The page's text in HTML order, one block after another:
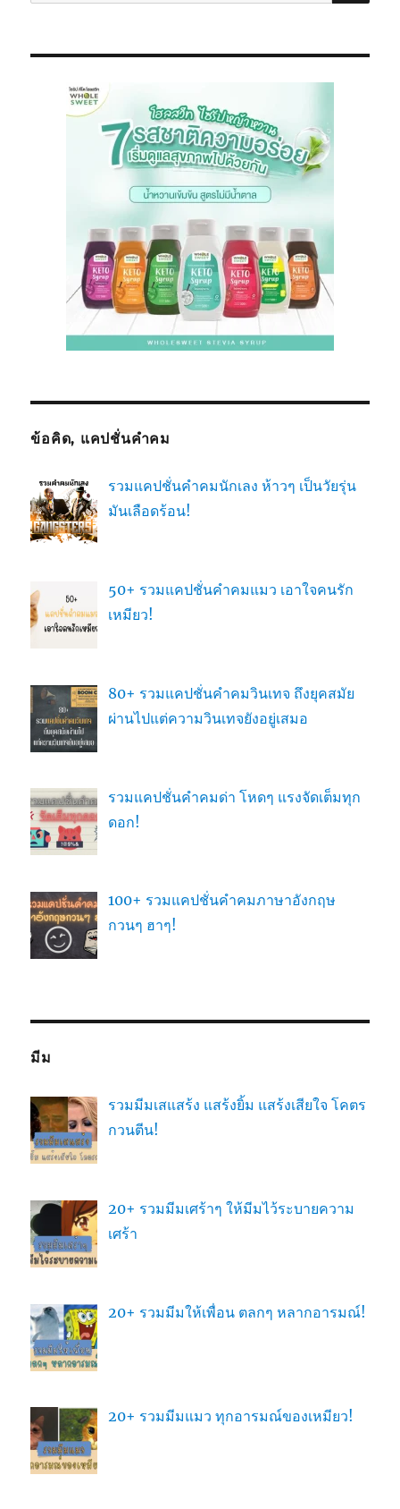
ข้อคิด, แคปชั่นคำคม
รวมแคปชั่นคำคมนักเลง ห้าวๆ เป็นวัยรุ่น
มันเลือดร้อน!
50+ รวมแคปชั่นคำคมแมว เอาใจคนรัก
เหมียว!
80+ รวมแคปชั่นคำคมวินเทจ ถึงยุคสมัย
ผ่านไปแต่ความวินเทจยังอยู่เสมอ
รวมแคปชั่นคำคมด่า โหดๆ แรงจัดเต็มทุก
ดอก!
100+ รวมแคปชั่นคำคมภาษาอังกฤษ
กวนๆ ฮาๆ!
มีม
รวมมีมเสแสร้ง แสร้งยิ้ม แสร้งเสียใจ โคตร
กวนตีน!
20+ รวมมีมเศร้าๆ ให้มีมไว้ระบายความ
เศร้า
20+ รวมมีมให้เพื่อน ตลกๆ หลากอารมณ์!
20+ รวมมีมแมว ทุกอารมณ์ของเหมียว!